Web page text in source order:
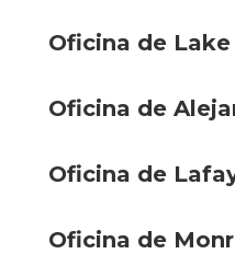
Oficina de Lake
Oficina de
Oficina de
Oficina de